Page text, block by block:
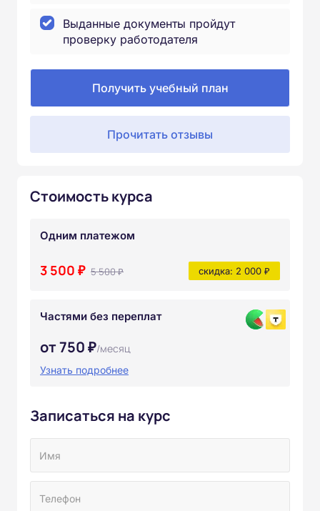
Выданные документы пройдут
проверку работодателя
Получить учебный план
Прочитать отзывы
Стоимость курса
Одним платежом
3 500 ₽ 5 500 ₽ скидка: 2 000 ₽
Частями без переплат
от 750 ₽/месяц
Узнать подробнее
Записаться на курс